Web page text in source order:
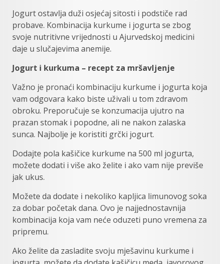
Jogurt ostavlja duži osjećaj sitosti i podstiče rad
probave. Kombinacija kurkume i jogurta se zbog
svoje nutritivne vrijednosti u Ajurvedskoj medicini
daje u slučajevima anemije.
Jogurt i kurkuma – recept za mršavljenje
Važno je pronaći kombinaciju kurkume i jogurta koja
vam odgovara kako biste uživali u tom zdravom
obroku. Preporučuje se konzumacija ujutro na
prazan stomak i popodne, ali ne nakon zalaska
sunca. Najbolje je koristiti grčki jogurt.
Dodajte pola kašičice kurkume na 500 ml jogurta,
možete dodati i više ako želite i ako vam nije previše
jak ukus.
Možete da dodate i nekoliko kapljica limunovog soka
za dobar početak dana. Ovo je najjednostavnija
kombinacija koja vam neće oduzeti puno vremena za
pripremu.
Ako želite da zasladite svoju mješavinu kurkume i